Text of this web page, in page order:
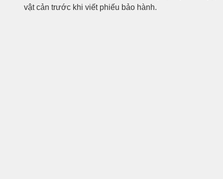
vật cản trước khi viết phiếu bảo hành.